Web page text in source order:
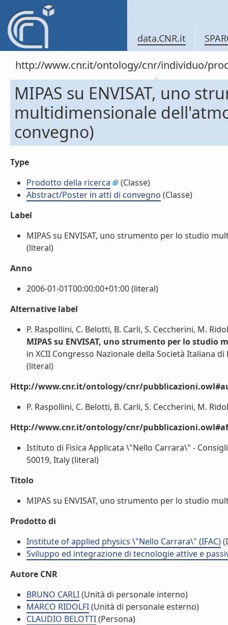
data.CNR.it
http://www.cnr.it/ontology/cnr/individuo/
MIPAS su ENVISAT, uno
multidimensionale
convegno)
Type
Prodotto della ricerca
(Classe)
Abstract/Poster in atti di convegno (Classe)
Label
MIPAS su ENVISAT, uno strumento per lo studio
(literal)
Anno
2006-01-01T00:00:00+01:00 (literal)
Alternative label
P. Raspollini, C. Belotti, B. Carli, S. Ceccherini, M.
MIPAS su ENVISAT, uno strumento per lo
in XCII Congresso Nazionale della Società Italiana di
(literal)
Http://www.cnr.it/ontology/cnr/
P. Raspollini, C. Belotti, B. Carli, S. Ceccherini, M.
Http://www.cnr.it/ontology/cnr/
Istituto di Fisica Applicata \"Nello Carrara\" -
50019, Italy (literal)
Titolo
MIPAS su ENVISAT, uno strumento per lo studio
Prodotto di
Institute of applied physics \"Nello Carrara\" (IFAC)
Sviluppo ed integrazione di tecnologie attive e
Autore CNR
BRUNO CARLI(Unità di personale interno)
MARCO RIDOLFI(Unità di personale esterno)
CLAUDIO BELOTTI(Persona)